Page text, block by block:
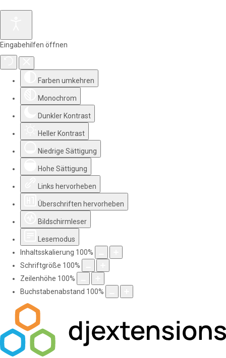
Eingabehilfen öffnen
Farben umkehren
Monochrom
Dunkler Kontrast
Heller Kontrast
Niedrige Sättigung
Hohe Sättigung
Links hervorheben
Überschriften hervorheben
Bildschirmleser
Lesemodus
Inhaltsskalierung 100%
Schriftgröße 100%
Zeilenhöhe 100%
Buchstabenabstand 100%